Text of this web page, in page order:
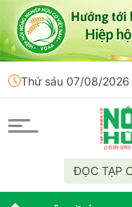
Thứ sáu 07/08/2026
ĐỌC TẠP